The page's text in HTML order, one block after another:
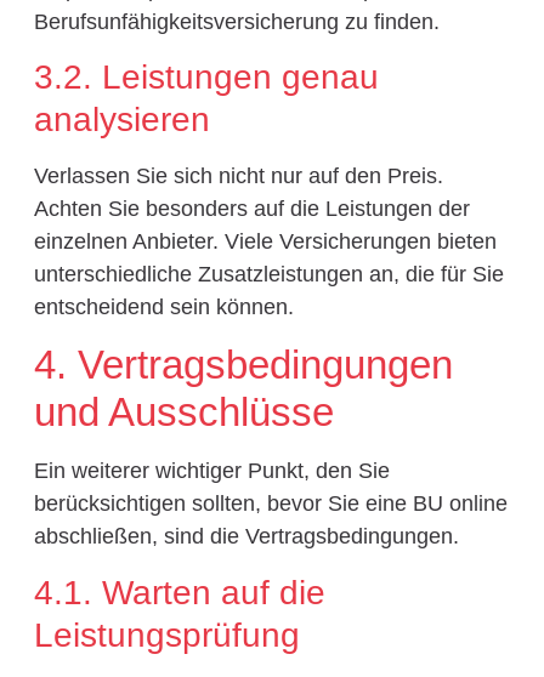
Berufsunfähigkeitsversicherung zu finden.
3.2. Leistungen genau
analysieren
Verlassen Sie sich nicht nur auf den Preis.
Achten Sie besonders auf die Leistungen der
einzelnen Anbieter. Viele Versicherungen bieten
unterschiedliche Zusatzleistungen an, die für Sie
entscheidend sein können.
4. Vertragsbedingungen
und Ausschlüsse
Ein weiterer wichtiger Punkt, den Sie
berücksichtigen sollten, bevor Sie eine BU online
abschließen, sind die Vertragsbedingungen.
4.1. Warten auf die
Leistungsprüfung